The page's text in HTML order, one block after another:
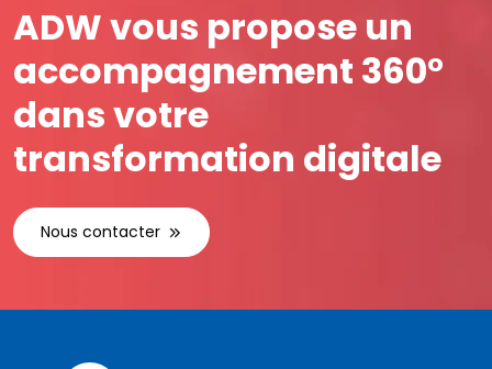
ADW vous propose un
accompagnement 360°
dans votre
transformation digitale
Nous contacter